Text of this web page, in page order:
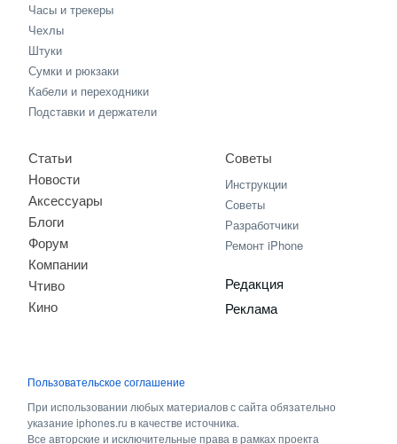
Часы и трекеры
Чехлы
Штуки
Сумки и рюкзаки
Кабели и переходники
Подставки и держатели
Статьи
Новости
Аксессуары
Блоги
Форум
Компании
Чтиво
Кино
Советы
Инструкции
Советы
Разработчики
Ремонт iPhone
Редакция
Реклама
Пользовательское соглашение
При использовании любых материалов с сайта обязательно
указание iphones.ru в качестве источника.
Все авторские и исключительные права в рамках проекта